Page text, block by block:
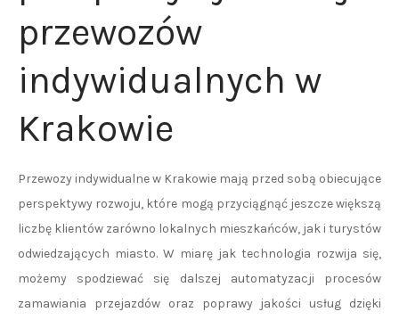
przewozów
indywidualnych w
Krakowie
Przewozy indywidualne w Krakowie mają przed sobą obiecujące
perspektywy rozwoju, które mogą przyciągnąć jeszcze większą
liczbę klientów zarówno lokalnych mieszkańców, jak i turystów
odwiedzających miasto. W miarę jak technologia rozwija się,
możemy spodziewać się dalszej automatyzacji procesów
zamawiania przejazdów oraz poprawy jakości usług dzięki